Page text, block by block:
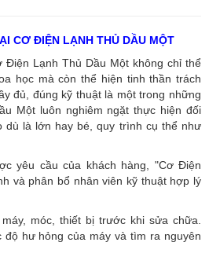
CƠ ĐIỆN LẠNH THỦ DẦU MỘT
Điện Lạnh Thủ Dầu Một không chỉ thể
học mà còn thể hiện tinh thần trách
đủ, đúng kỹ thuật là một trong những
Một luôn nghiêm ngặt thực hiện đối
dù là lớn hay bé, quy trình cụ thể như
yêu cầu của khách hàng, "Cơ Điện
và phân bổ nhân viên kỹ thuật hợp lý
móc, thiết bị trước khi sửa chữa.
độ hư hỏng của máy và tìm ra nguyên